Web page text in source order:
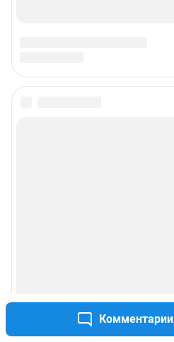
Комментарии